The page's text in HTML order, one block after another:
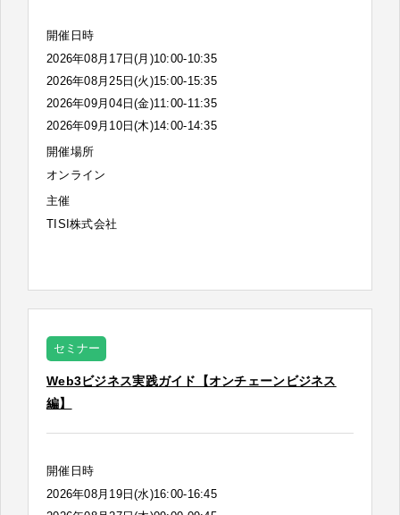
開催日時
2026年08月17日(月)10:00-10:35
2026年08月25日(火)15:00-15:35
2026年09月04日(金)11:00-11:35
2026年09月10日(木)14:00-14:35
開催場所
オンライン
主催
TISI株式会社
セミナー
Web3ビジネス実践ガイド【オンチェーンビジネス
編】
開催日時
2026年08月19日(水)16:00-16:45